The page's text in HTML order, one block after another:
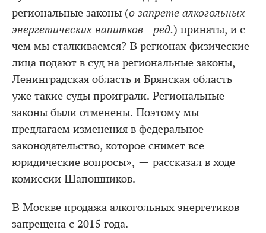
региональные законы (о запрете алкогольных
энергетических напитков - ред.) приняты, и с
чем мы сталкиваемся? В регионах физические
лица подают в суд на региональные законы,
Ленинградская область и Брянская область
уже такие суды проиграли. Региональные
законы были отменены. Поэтому мы
предлагаем изменения в федеральное
законодательство, которое снимет все
юридические вопросы», — рассказал в ходе
комиссии Шапошников.
В Москве продажа алкогольных энергетиков
запрещена с 2015 года.